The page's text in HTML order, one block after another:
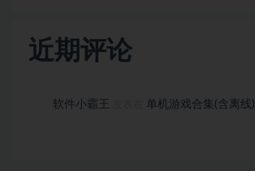
近期评论
软件小霸王 单机游戏合集(含离线)